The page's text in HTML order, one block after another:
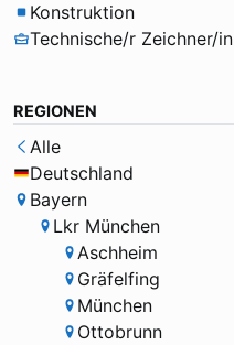
Konstruktion
Technische/r Zeichner/in
REGIONEN
Alle
Deutschland
Bayern
Lkr München
Aschheim
Gräfelfing
München
Ottobrunn